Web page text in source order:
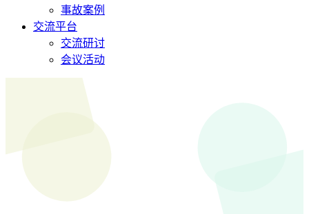
事故案例
交流平台
交流研讨
会议活动